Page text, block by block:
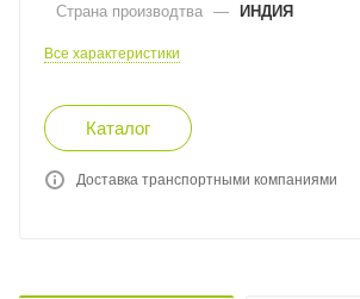
Страна производтва — ИНДИЯ
Все характеристики
Каталог
Доставка транспортными компаниями